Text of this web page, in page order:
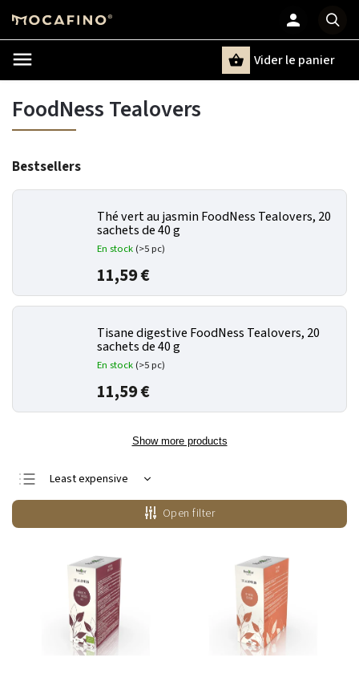
Chercher
Vider le panier
FoodNess Tealovers
Bestsellers
Thé vert au jasmin FoodNess Tealovers, 20
sachets de 40 g
En stock (>5 pc)
11,59 €
Tisane digestive FoodNess Tealovers, 20
sachets de 40 g
En stock (>5 pc)
11,59 €
Show more products
Least expensive
Most expensive
Bestsellers
Alphabetically
Open filter